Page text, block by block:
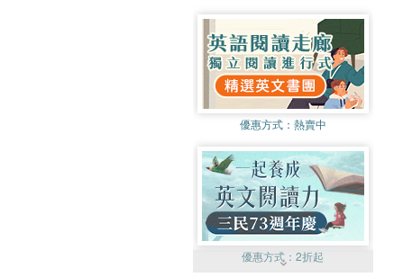
優惠方式： 熱賣中
優惠方式：2折起